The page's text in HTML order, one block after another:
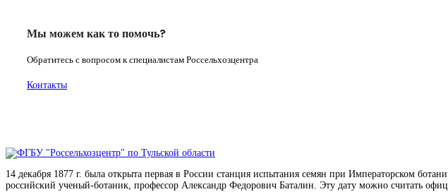
Мы можем как то помочь?
Обратитесь с вопросом к специалистам Россельхозцентра
Контакты
14 декабря 1877 г. была открыта первая в России станция испытания семян при Императорском
российский ученый-ботаник, профессор Александр Федорович Баталин. Эту дату можно считать